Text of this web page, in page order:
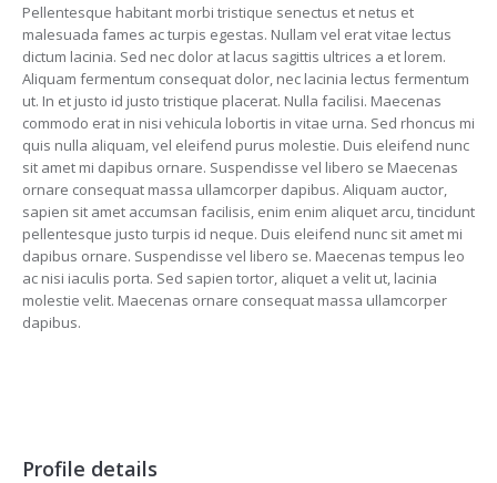
Pellentesque habitant morbi tristique senectus et netus et
malesuada fames ac turpis egestas. Nullam vel erat vitae lectus
dictum lacinia. Sed nec dolor at lacus sagittis ultrices a et lorem.
Aliquam fermentum consequat dolor, nec lacinia lectus fermentum
ut. In et justo id justo tristique placerat. Nulla facilisi. Maecenas
commodo erat in nisi vehicula lobortis in vitae urna. Sed rhoncus mi
quis nulla aliquam, vel eleifend purus molestie. Duis eleifend nunc
sit amet mi dapibus ornare. Suspendisse vel libero se Maecenas
ornare consequat massa ullamcorper dapibus. Aliquam auctor,
sapien sit amet accumsan facilisis, enim enim aliquet arcu, tincidunt
pellentesque justo turpis id neque. Duis eleifend nunc sit amet mi
dapibus ornare. Suspendisse vel libero se. Maecenas tempus leo
ac nisi iaculis porta. Sed sapien tortor, aliquet a velit ut, lacinia
molestie velit. Maecenas ornare consequat massa ullamcorper
dapibus.
Profile details